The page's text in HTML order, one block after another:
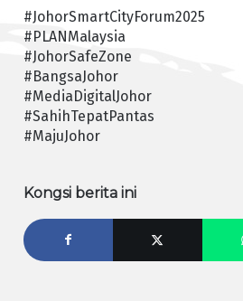
#JohorSmartCityForum2025
#PLANMalaysia
#JohorSafeZone
#BangsaJohor
#MediaDigitalJohor
#SahihTepatPantas
#MajuJohor
Kongsi berita ini